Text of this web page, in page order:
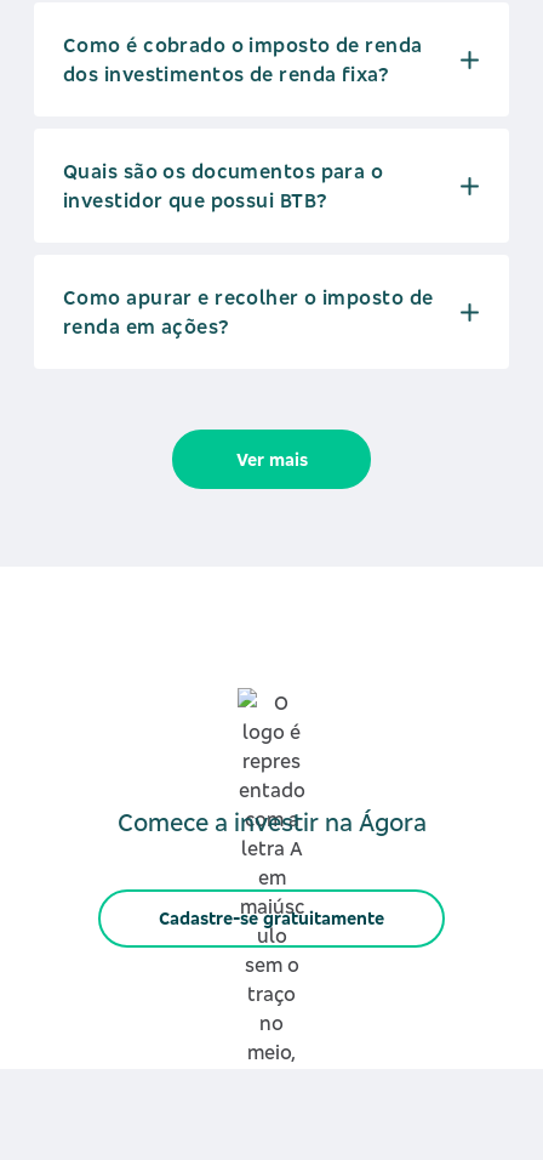
Como é cobrado o imposto de renda
dos investimentos de renda fixa?
Quais são os documentos para o
investidor que possui BTB?
Como apurar e recolher o imposto de
renda em ações?
Ver mais
Comece a investir na Ágora
Cadastre-se gratuitamente